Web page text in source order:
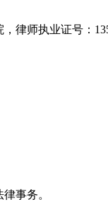
律师执业证号：
事务。